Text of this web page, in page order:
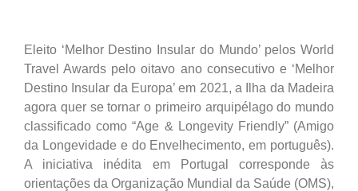
Eleito ‘Melhor Destino Insular do Mundo’ pelos World
Travel Awards pelo oitavo ano consecutivo e ‘Melhor
Destino Insular da Europa’ em 2021, a Ilha da Madeira
agora quer se tornar o primeiro arquipélago do mundo
classificado como “Age & Longevity Friendly” (Amigo
da Longevidade e do Envelhecimento, em português).
A iniciativa inédita em Portugal corresponde às
orientações da Organização Mundial da Saúde (OMS),